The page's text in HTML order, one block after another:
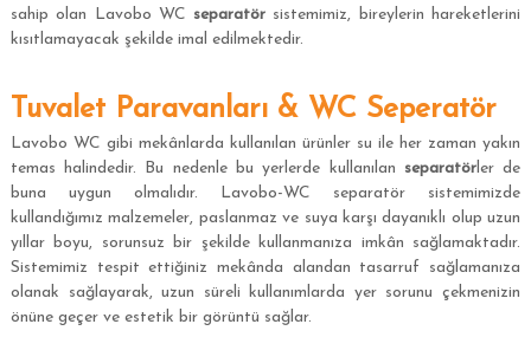
sahip olan Lavobo WC separatör sistemimiz, bireylerin hareketlerini
kısıtlamayacak şekilde imal edilmektedir.
Tuvalet Paravanları & WC Seperatör
Lavobo WC gibi mekânlarda kullanılan ürünler su ile her zaman yakın
temas halindedir. Bu nedenle bu yerlerde kullanılan separatörler de
buna uygun olmalıdır. Lavobo-WC separatör sistemimizde
kullandığımız malzemeler, paslanmaz ve suya karşı dayanıklı olup uzun
yıllar boyu, sorunsuz bir şekilde kullanmanıza imkân sağlamaktadır.
Sistemimiz tespit ettiğiniz mekânda alandan tasarruf sağlamanıza
olanak sağlayarak, uzun süreli kullanımlarda yer sorunu çekmenizin
önüne geçer ve estetik bir görüntü sağlar.